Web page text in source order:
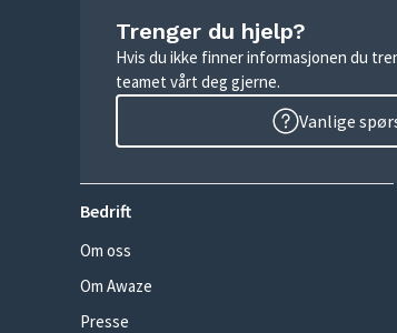
Trenger du hjelp?
Hvis du ikke finner informasjonen du
teamet vårt deg gjerne.
Vanlige
Bedrift
Om oss
Om Awaze
Presse